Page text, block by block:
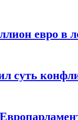
евро в
суть